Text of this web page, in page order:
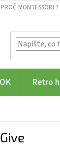
PROČ MONTESSORI ?
Retro